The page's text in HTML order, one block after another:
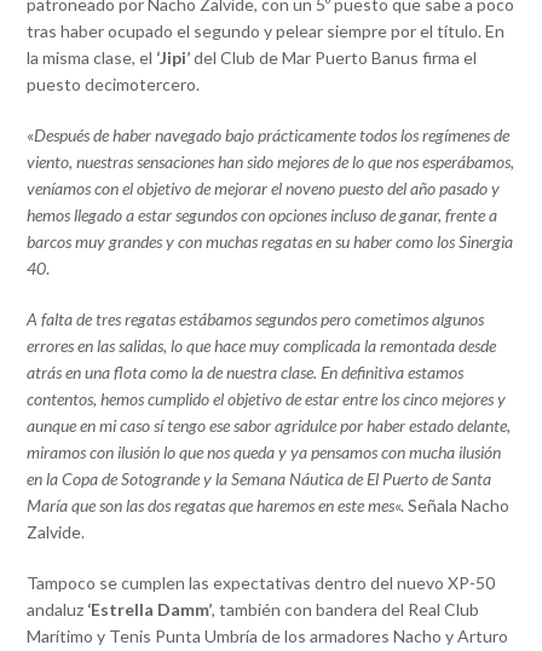
patroneado por Nacho Zalvide, con un 5º puesto que sabe a poco
tras haber ocupado el segundo y pelear siempre por el título. En
la misma clase, el ‘Jipi’del Club de Mar Puerto Banus firma el
puesto decimotercero.
«Después de haber navegado bajo prácticamente todos los regímenes de
viento, nuestras sensaciones han sido mejores de lo que nos esperábamos,
veníamos con el objetivo de mejorar el noveno puesto del año pasado y
hemos llegado a estar segundos con opciones incluso de ganar, frente a
barcos muy grandes y con muchas regatas en su haber como los Sinergia
40.
A falta de tres regatas estábamos segundos pero cometimos algunos
errores en las salidas, lo que hace muy complicada la remontada desde
atrás en una flota como la de nuestra clase. En definitiva estamos
contentos, hemos cumplido el objetivo de estar entre los cinco mejores y
aunque en mi caso sí tengo ese sabor agridulce por haber estado delante,
miramos con ilusión lo que nos queda y ya pensamos con mucha ilusión
en la Copa de Sotogrande y la Semana Náutica de El Puerto de Santa
María que son las dos regatas que haremos en este mes«. Señala Nacho
Zalvide.
Tampoco se cumplen las expectativas dentro del nuevo XP-50
andaluz ‘Estrella Damm’, también con bandera del Real Club
Marítimo y Tenis Punta Umbría de los armadores Nacho y Arturo